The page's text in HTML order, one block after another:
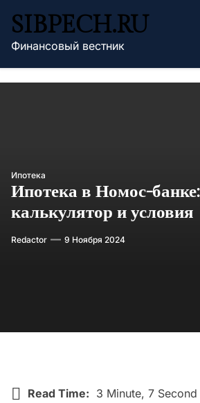
содержимому
SIBPECH.RU
Финансовый вестник
Ипотека
Ипотека в Номос-банке:
калькулятор и условия
Redactor 9 Ноября 2024
Read Time: 3 Minute, 7 Second